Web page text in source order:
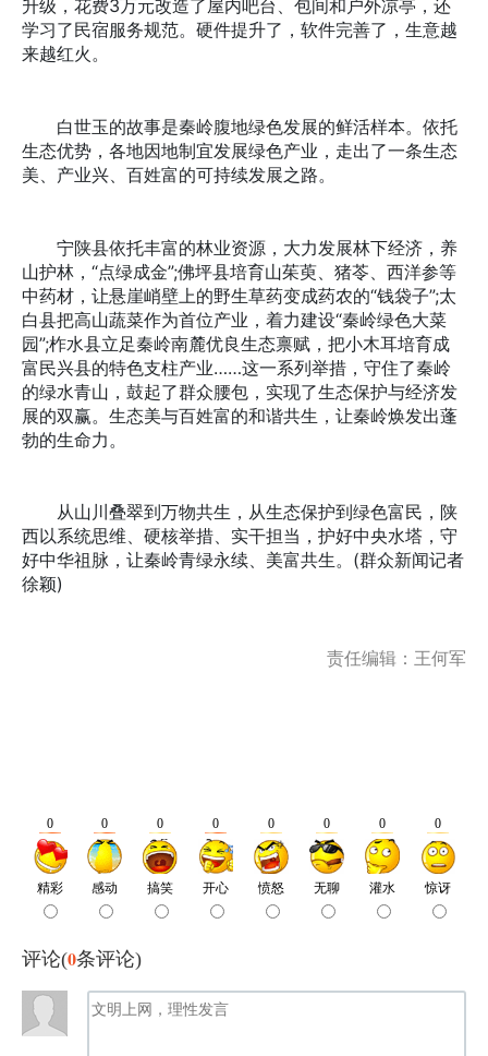
升级，花费3万元改造了屋内吧台、包间和户外凉亭，还
学习了民宿服务规范。硬件提升了，软件完善了，生意越
来越红火。
白世玉的故事是秦岭腹地绿色发展的鲜活样本。依托
生态优势，各地因地制宜发展绿色产业，走出了一条生态
美、产业兴、百姓富的可持续发展之路。
宁陕县依托丰富的林业资源，大力发展林下经济，养
山护林，“点绿成金”;佛坪县培育山茱萸、猪苓、西洋参等
中药材，让悬崖峭壁上的野生草药变成药农的“钱袋子”;太
白县把高山蔬菜作为首位产业，着力建设“秦岭绿色大菜
园”;柞水县立足秦岭南麓优良生态禀赋，把小木耳培育成
富民兴县的特色支柱产业……这一系列举措，守住了秦岭
的绿水青山，鼓起了群众腰包，实现了生态保护与经济发
展的双赢。生态美与百姓富的和谐共生，让秦岭焕发出蓬
勃的生命力。
从山川叠翠到万物共生，从生态保护到绿色富民，陕
西以系统思维、硬核举措、实干担当，护好中央水塔，守
好中华祖脉，让秦岭青绿永续、美富共生。(群众新闻记者
徐颖)
责任编辑：王何军
评论(0条评论)